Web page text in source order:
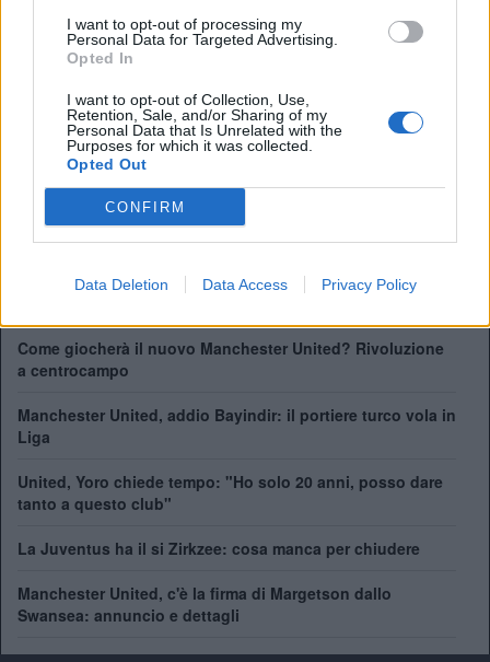
I want to opt-out of processing my
Personal Data for Targeted Advertising.
Opted In
I want to opt-out of Collection, Use,
Retention, Sale, and/or Sharing of my
Personal Data that Is Unrelated with the
Purposes for which it was collected.
Opted Out
CONFIRM
Data Deletion Data Access Privacy Policy
Città: Manchester
Presidente:Avram Glazer e Joel Glazer
Manager:Ruben Amorim
ALBO D'ORO
Premier League:20
FA Cup:13
League Cup: 6
FA Community Shield:21
Champions League:3
Supercoppa Europea:1
Come giocherà il nuovo Manchester United? Rivoluzione
a centrocampo
Manchester United, addio Bayindir: il portiere turco vola in
Liga
United, Yoro chiede tempo: "Ho solo 20 anni, posso dare
tanto a questo club"
La Juventus ha il si Zirkzee: cosa manca per chiudere
Manchester United, c'è la firma di Margetson dallo
Swansea: annuncio e dettagli